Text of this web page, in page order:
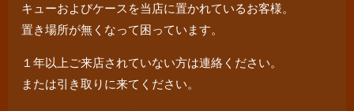
キューおよびケースを当店に置かれているお客様。
置き場所が無くなって困っています。
１年以上ご来店されていない方は連絡ください。
または引き取りに来てください。